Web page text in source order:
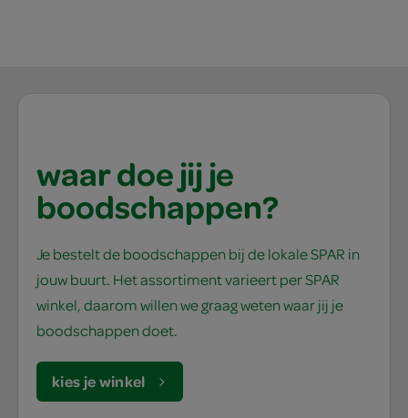
waar doe jij je
boodschappen?
Je bestelt de boodschappen bij de lokale SPAR in
jouw buurt. Het assortiment varieert per SPAR
winkel, daarom willen we graag weten waar jij je
boodschappen doet.
kies je winkel